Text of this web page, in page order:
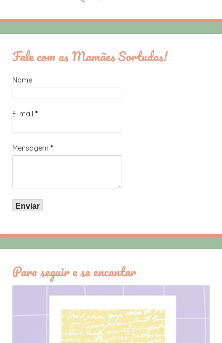
Fale com as Mamães Sortudas!
Nome
E-mail *
Mensagem *
Para seguir e se encantar